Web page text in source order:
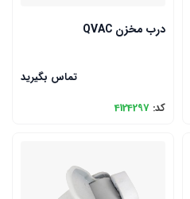
درب مخزن QVAC
تماس بگیرید
کد: 4124297